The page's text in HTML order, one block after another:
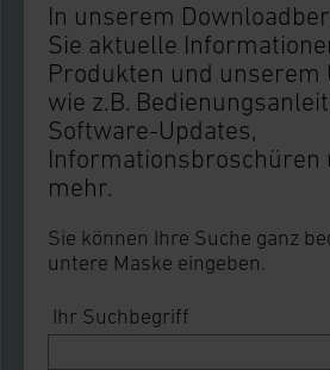
In unserem
Sie aktuelle
Produkten und unserem
wie z.B.
Software-Updates,
Informationsbroschüren
mehr.
Sie können Ihre Suche ganz
untere Maske eingeben.
Ihr Suchbegriff